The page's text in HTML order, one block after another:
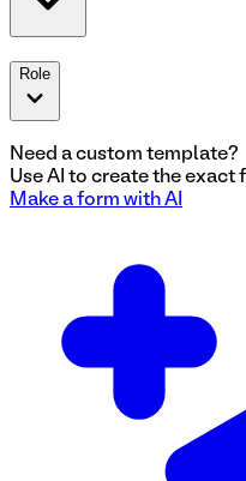
Role
Need a custom template?
Use AI to create the exact
Make a form with AI